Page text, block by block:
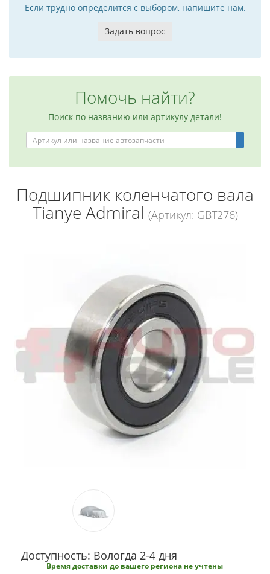
Если трудно определится с выбором, напишите нам.
Задать вопрос
Помочь найти?
Поиск по названию или артикулу детали!
Подшипник коленчатого вала
Tianye Admiral (Артикул: GBT276)
Доступность: Вологда 2-4 дня
Время доставки до вашего региона не учтены